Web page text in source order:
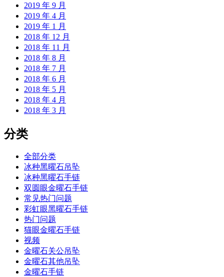
2019 年 9 月
2019 年 4 月
2019 年 1 月
2018 年 12 月
2018 年 11 月
2018 年 8 月
2018 年 7 月
2018 年 6 月
2018 年 5 月
2018 年 4 月
2018 年 3 月
分类
全部分类
冰种黑曜石吊坠
冰种黑曜石手链
双圆眼金曜石手链
常见热门问题
彩虹眼黑曜石手链
热门问题
猫眼金曜石手链
视频
金曜石关公吊坠
金曜石其他吊坠
金曜石手链